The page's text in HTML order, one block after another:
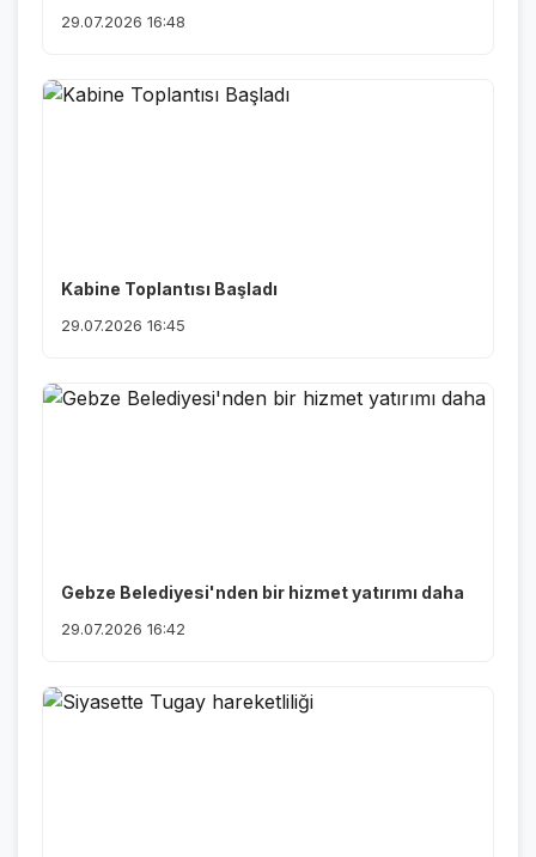
29.07.2026 16:48
Kabine Toplantısı Başladı
29.07.2026 16:45
Gebze Belediyesi'nden bir hizmet yatırımı daha
29.07.2026 16:42